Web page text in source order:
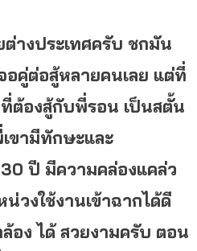
ต่างประเทศครับ ชกมัน
อคู่ต่อสู้หลายคนเลย แต่ที่
ต้องสู้กับพี่รอน เป็นสตั้น
ขามีทักษะและ
ปี มีความคล่องแคล่ว
วงใช้งานเข้าฉากได้ดี
ล้อง ได้ สวยงามครับ ตอน